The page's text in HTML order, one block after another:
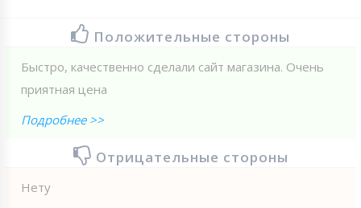
Положительные стороны
Быстро, качественно сделали сайт магазина. Очень
приятная цена
Подробнее >>
Отрицательные стороны
Нету